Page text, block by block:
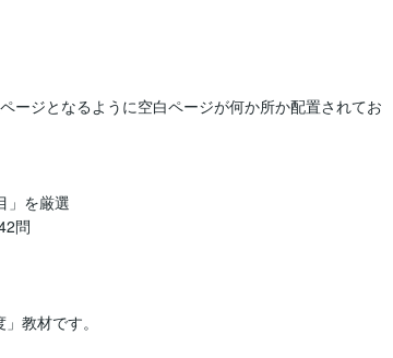
ージとなるように空白ページが何か所か配置されてお
」を厳選
問
教材です。